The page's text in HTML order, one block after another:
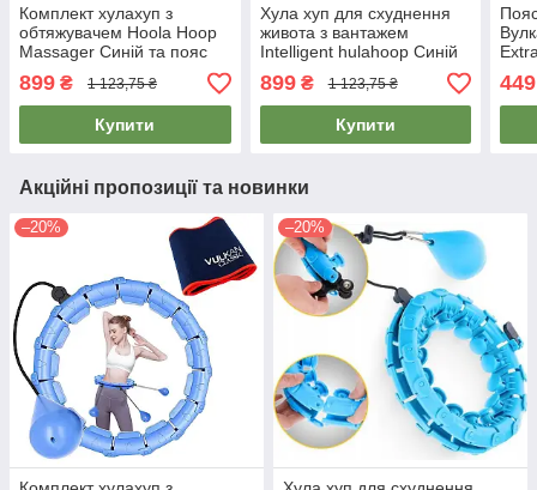
Комплект хулахуп з
обтяжувачем Hoola Hoop
Massager Синій та пояс
для схуднення Vulkan
Вулкан Extra Long
899 ₴ 1 123,75 ₴
Купити
Хула хуп для схуднення
живота з вантажем
Intelligent hulahoop Синій
масажний обруч для талії
899₴ 1 123,75 ₴
Купити
449
Акційні пропозиції та новинки
–20% –20%